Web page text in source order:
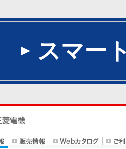
スマー